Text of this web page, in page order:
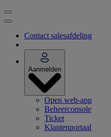
Contact salesafdeling
Aanmelden
Open web-app
Beheerconsole
Ticket
Klantenportaal